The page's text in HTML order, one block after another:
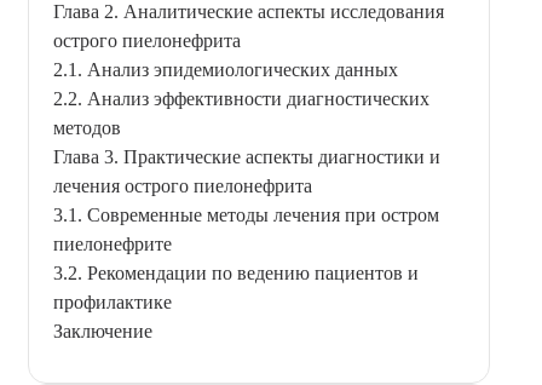
Глава 2. Аналитические аспекты исследования
острого пиелонефрита
2.1. Анализ эпидемиологических данных
2.2. Анализ эффективности диагностических
методов
Глава 3. Практические аспекты диагностики и
лечения острого пиелонефрита
3.1. Современные методы лечения при остром
пиелонефрите
3.2. Рекомендации по ведению пациентов и
профилактике
Заключение